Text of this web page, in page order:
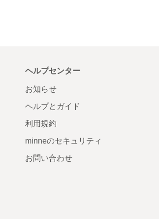
ヘルプセンター
お知らせ
ヘルプとガイド
利用規約
minneのセキュリティ
お問い合わせ